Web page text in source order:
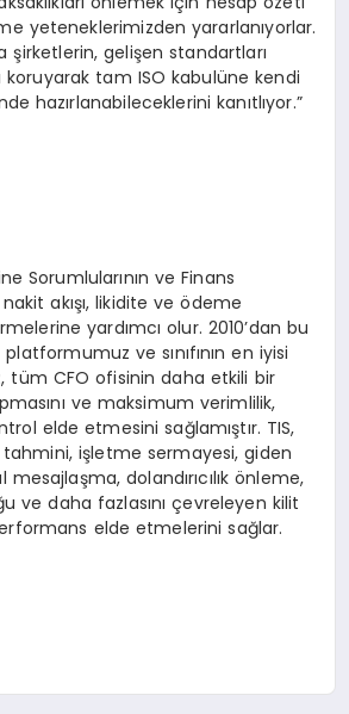
yeteneklerimizden yararlanıyorlar.
şirketlerin, gelişen standartları
koruyarak tam ISO kabulüne kendi
hazırlanabileceklerini kanıtlıyor.”
Sorumlularının ve Finans
akışı, likidite ve ödeme
yardımcı olur. 2010’dan bu
ve sınıfının en iyisi
tüm CFO ofisinin daha etkili bir
ve maksimum verimlilik,
elde etmesini sağlamıştır. TIS,
tahmini, işletme sermayesi, giden
dolandırıcılık önleme,
ve daha fazlasını çevreleyen kilit
elde etmelerini sağlar.